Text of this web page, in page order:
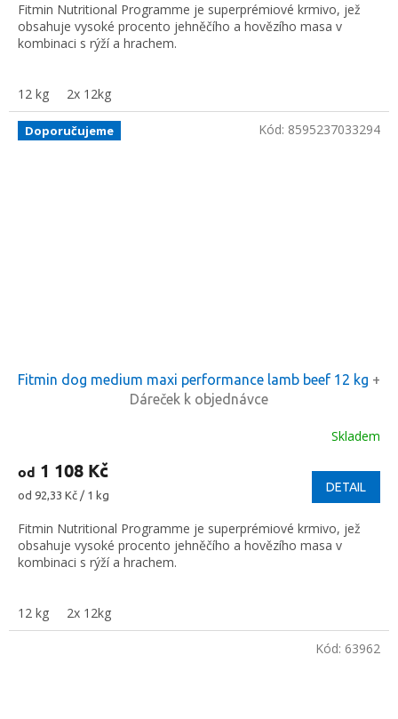
Fitmin Nutritional Programme je superprémiové krmivo, jež
obsahuje vysoké procento jehněčího a hovězího masa v
kombinaci s rýží a hrachem.
12 kg 2x 12kg
Doporučujeme
Fitmin dog medium maxi performance lamb beef 12 kg +
Dáreček k objednávce
Skladem
od 1 108 Kč
Měrná
od 92,33 Kč / 1 kg
DETAIL
Fitmin Nutritional Programme je superprémiové krmivo, jež
obsahuje vysoké procento jehněčího a hovězího masa v
kombinaci s rýží a hrachem.
12 kg 2x 12kg
Kód: 8595237033294
Kód: 63962